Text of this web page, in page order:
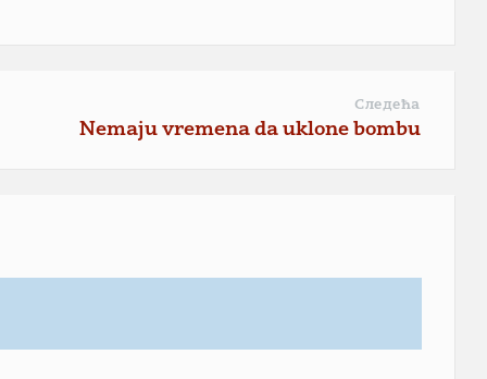
Следећа
Nemaju vremena da uklone bombu